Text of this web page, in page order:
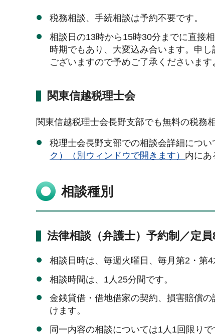
税務相談、手続相談は予約不要です。
相談日の13時から15時30分までに直接
時期でもあり、大変込み合います。申
ございますので予めご了承くださいます
関東信越税理士会
関東信越税理士会長野支部でも無料の税務
税理士会長野支部での相談会詳細につい
ク）（別ウィンドウで開きます） 内にあ
相談種別
法律相談（弁護士）予約制／定員
相談日時は、毎週火曜日、毎月第2・第
相談時間は、1人25分間です。
金銭貸借・借地借家の契約、損害賠償
けます。
同一内容の相談については1人1回限り